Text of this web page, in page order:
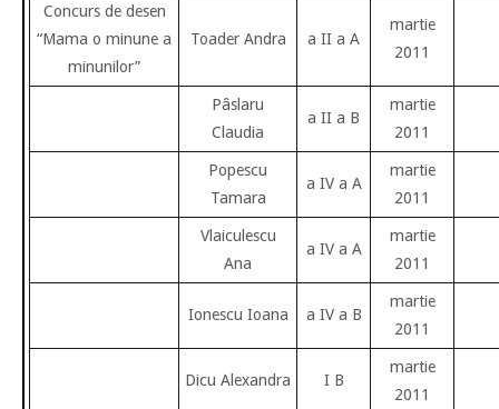
Concurs de desen
“Mama o minune a
minunilor”
Toader Andra a II a A
martie
2011
Pâslaru
Claudia
a II a B
martie
2011
Popescu
Tamara
a IV a A
martie
2011
Vlaiculescu
Ana
a IV a A
martie
2011
Ionescu Ioana a IV a B
martie
2011
Dicu Alexandra I B
martie
2011